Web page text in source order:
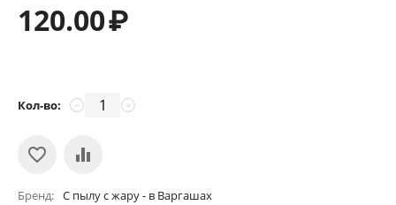
120.00₽
Кол-во: +
−
Бренд
С пылу с жару - в Варгашах